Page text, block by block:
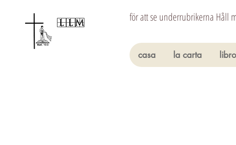
för att se underrubrikerna Håll
casa la carta